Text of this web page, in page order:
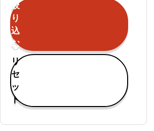
カ
ラ
ー
通
常・
定
期
表
セ
ー
ル
セールのみ対象
絞
り
込
む
リ
セ
ッ
ト